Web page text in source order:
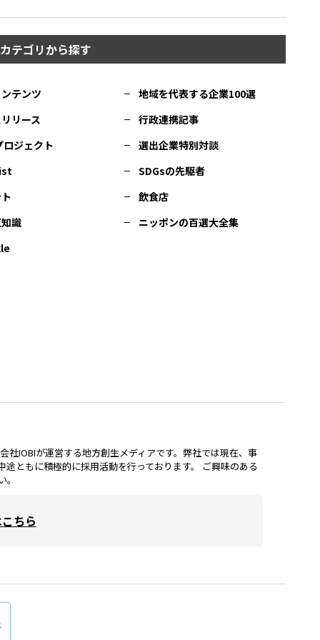
カテゴリから探す
テンツ
地域を代表する企業100選
リース
行政連携記事
ロジェクト
選出企業特別対談
SDGsの先駆者
飲食店
識
ニッポンの百選大全集
社IOBIが運営する地方創生メディアです。弊社では現在、事
途ともに積極的に採用活動を行っております。 ご興味のある
ちら